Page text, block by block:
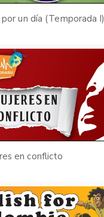
un día (Temporada I)
en conflicto